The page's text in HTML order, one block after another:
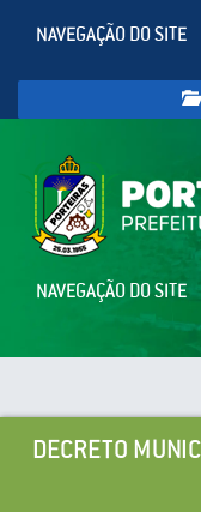
NAVEGAÇÃO DO SITE
NAVEGAÇÃO DO SITE
DECRETO